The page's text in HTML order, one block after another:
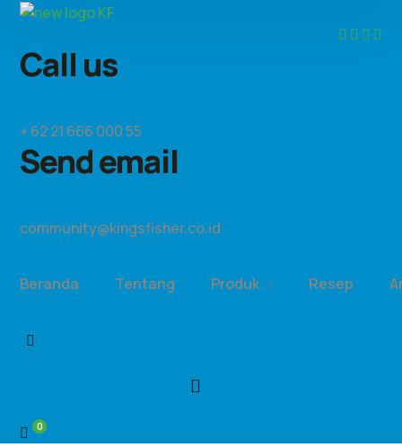
Call us
+ 62 21 666 000 55
Send email
community@kingsfisher.co.id
Beranda Tentang Produk Resep
0